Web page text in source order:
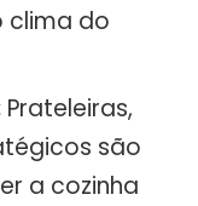
clima do
Prateleiras,
são
a cozinha